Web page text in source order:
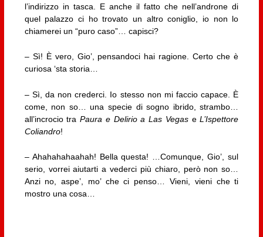
l’indirizzo in tasca. E anche il fatto che nell’androne di
quel palazzo ci ho trovato un altro coniglio, io non lo
chiamerei un “puro caso”… capisci?
– Sì! È vero, Gio’, pensandoci hai ragione. Certo che è
curiosa ‘sta storia…
– Sì, da non crederci. Io stesso non mi faccio capace. È
come, non so… una specie di sogno ibrido, strambo…
all’incrocio traPaura e Delirio a Las VegaseL’Ispettore
Coliandro!
– Ahahahahaahah! Bella questa! …Comunque, Gio’, sul
serio, vorrei aiutarti a vederci più chiaro, però non so…
Anzi no, aspe’, mo’ che ci penso… Vieni, vieni che ti
mostro una cosa…